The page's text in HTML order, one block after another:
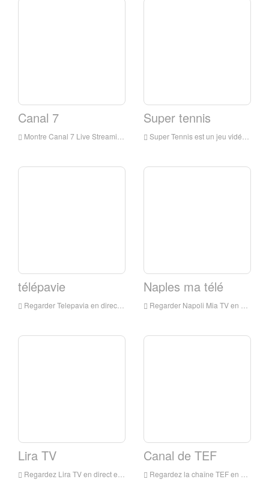
Canal 7
Montre Canal 7 Live Streaming Online, Canal 7 Live Streaming, Canal 7 est une chaîne de télévision en Italie
Super tennis
Super Tennis est un jeu vidéo de tennis de 1991 pour les Super Nes. Il a libéré des premiers points de la vie de l
télépavie
Regarder Telepavia en direct en ligne, Telepavia HD Streaming en direct, Telepavie, regarder la télévision en direct d'Italie
Naples ma télé
Regarder Napoli Mia TV en direct en ligne, Napoli Mia TV HD Streaming en direct, Napoli Mia TV Watch Live TV de Italie
Lira TV
Regardez Lira TV en direct en ligne, Kora TV HD Streaming en direct, Lira TV Watch Live TV de Italie
Canal de TEF
Regardez la chaîne TEF en direct en ligne, Tef Channel HD Streaming en direct, TEF Channel Watch TV en direct de l'Italie